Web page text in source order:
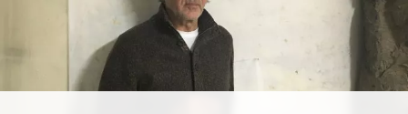
Informations
FR/EN